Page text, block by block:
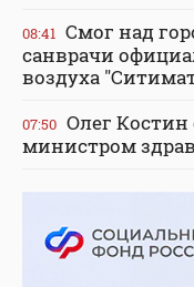
08:41 Смог над
санврачи
воздуха
07:50 Олег
министром